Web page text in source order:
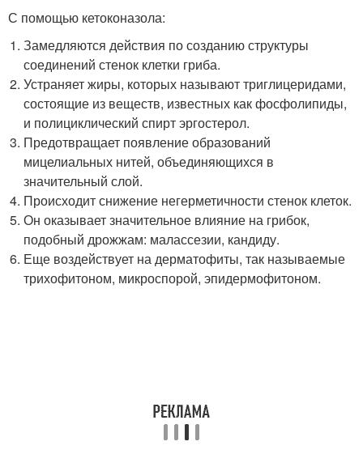
С помощью кетоконазола:
Замедляются действия по созданию структуры
соединений стенок клетки гриба.
Устраняет жиры, которых называют триглицеридами,
состоящие из веществ, известных как фосфолипиды,
и полициклический спирт эргостерол.
Предотвращает появление образований
мицелиальных нитей, объединяющихся в
значительный слой.
Происходит снижение негерметичности стенок клеток.
Он оказывает значительное влияние на грибок,
подобный дрожжам: малассезии, кандиду.
Еще воздействует на дерматофиты, так называемые
трихофитоном, микроспорой, эпидермофитоном.